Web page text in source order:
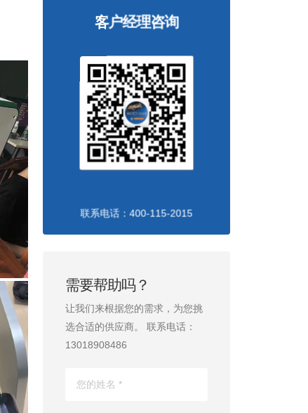
客户经理咨询
联系电话：400-115-2015
需要帮助吗？
让我们来根据您的需求，为您挑
选合适的供应商。 联系电话：
13018908486